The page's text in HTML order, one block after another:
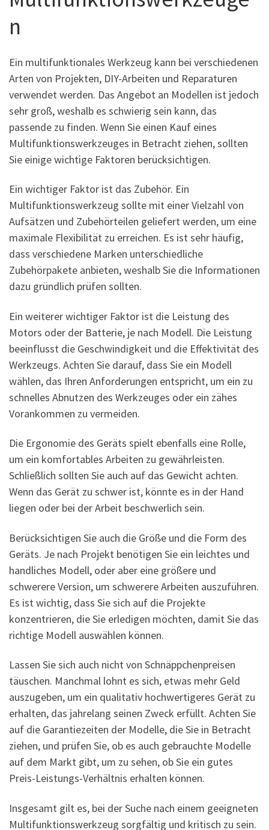
n
Ein multifunktionales Werkzeug kann bei verschiedenen
Arten von Projekten, DIY-Arbeiten und Reparaturen
verwendet werden. Das Angebot an Modellen ist jedoch
sehr groß, weshalb es schwierig sein kann, das
passende zu finden. Wenn Sie einen Kauf eines
Multifunktionswerkzeuges in Betracht ziehen, sollten
Sie einige wichtige Faktoren berücksichtigen.
Ein wichtiger Faktor ist das Zubehör. Ein
Multifunktionswerkzeug sollte mit einer Vielzahl von
Aufsätzen und Zubehörteilen geliefert werden, um eine
maximale Flexibilität zu erreichen. Es ist sehr häufig,
dass verschiedene Marken unterschiedliche
Zubehörpakete anbieten, weshalb Sie die Informationen
dazu gründlich prüfen sollten.
Ein weiterer wichtiger Faktor ist die Leistung des
Motors oder der Batterie, je nach Modell. Die Leistung
beeinflusst die Geschwindigkeit und die Effektivität des
Werkzeugs. Achten Sie darauf, dass Sie ein Modell
wählen, das Ihren Anforderungen entspricht, um ein zu
schnelles Abnutzen des Werkzeuges oder ein zähes
Vorankommen zu vermeiden.
Die Ergonomie des Geräts spielt ebenfalls eine Rolle,
um ein komfortables Arbeiten zu gewährleisten.
Schließlich sollten Sie auch auf das Gewicht achten.
Wenn das Gerät zu schwer ist, könnte es in der Hand
liegen oder bei der Arbeit beschwerlich sein.
Berücksichtigen Sie auch die Größe und die Form des
Geräts. Je nach Projekt benötigen Sie ein leichtes und
handliches Modell, oder aber eine größere und
schwerere Version, um schwerere Arbeiten auszuführen.
Es ist wichtig, dass Sie sich auf die Projekte
konzentrieren, die Sie erledigen möchten, damit Sie das
richtige Modell auswählen können.
Lassen Sie sich auch nicht von Schnäppchenpreisen
täuschen. Manchmal lohnt es sich, etwas mehr Geld
auszugeben, um ein qualitativ hochwertigeres Gerät zu
erhalten, das jahrelang seinen Zweck erfüllt. Achten Sie
auf die Garantiezeiten der Modelle, die Sie in Betracht
ziehen, und prüfen Sie, ob es auch gebrauchte Modelle
auf dem Markt gibt, um zu sehen, ob Sie ein gutes
Preis-Leistungs-Verhältnis erhalten können.
Insgesamt gilt es, bei der Suche nach einem geeigneten
Multifunktionswerkzeug sorgfältig und kritisch zu sein.